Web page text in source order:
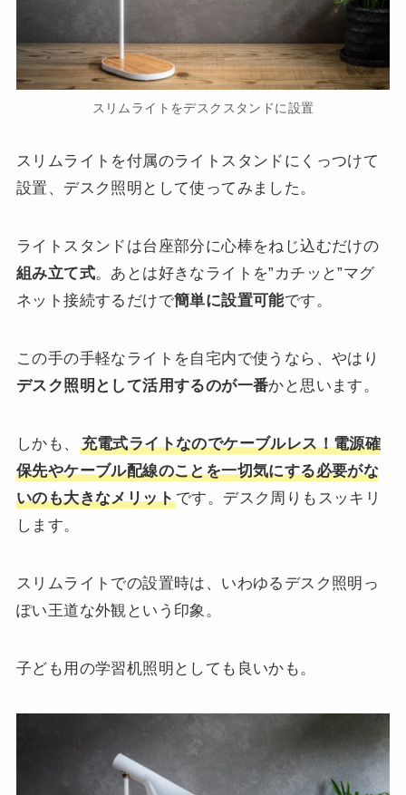
スリムライトをデスクスタンドに設置
スリムライトを付属のライトスタンドにくっつけて
設置、デスク照明として使ってみました。
ライトスタンドは台座部分に心棒をねじ込むだけの
組み立て式。あとは好きなライトを”カチッと”マグ
ネット接続するだけで簡単に設置可能です。
この手の手軽なライトを自宅内で使うなら、やはり
デスク照明として活用するのが一番かと思います。
しかも、
充電式ライトなのでケーブルレス！電源確
保先やケーブル配線のことを一切気にする必要がな
いのも大きなメリットです。デスク周りもスッキリ
します。
スリムライトでの設置時は、いわゆるデスク照明っ
ぽい王道な外観という印象。
子ども用の学習机照明としても良いかも。